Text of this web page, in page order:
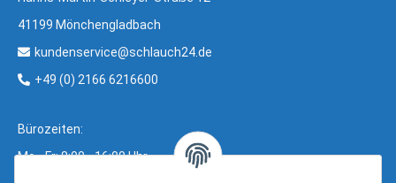
41199 Mönchengladbach
kundenservice@schlauch24.de
+49 (0) 2166 6216600
Bürozeiten:
Mo - Fr: 8:00 - 16:00 Uhr